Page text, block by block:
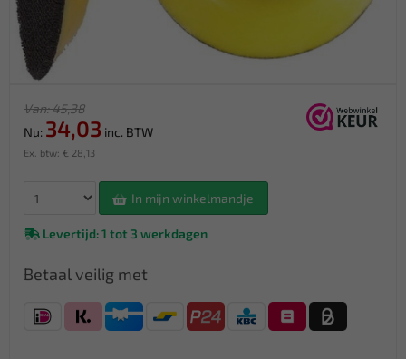
Van: 45,38
Nu: 34,03 inc. BTW
Ex. btw: € 28,13
In mijn winkelmandje
Levertijd: 1 tot 3 werkdagen
Betaal veilig met